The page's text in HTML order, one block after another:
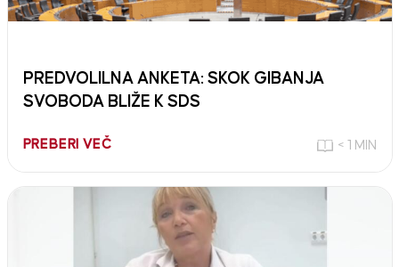
PREDVOLILNA ANKETA: SKOK GIBANJA
SVOBODA BLIŽE K SDS
PREBERI VEČ < 1 MIN